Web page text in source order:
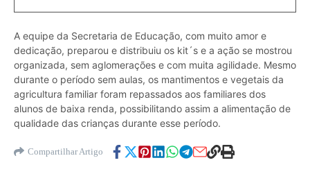
A equipe da Secretaria de Educação, com muito amor e
dedicação, preparou e distribuiu os kit´s e a ação se mostrou
organizada, sem aglomerações e com muita agilidade. Mesmo
durante o período sem aulas, os mantimentos e vegetais da
agricultura familiar foram repassados aos familiares dos
alunos de baixa renda, possibilitando assim a alimentação de
qualidade das crianças durante esse período.
Compartilhar Artigo